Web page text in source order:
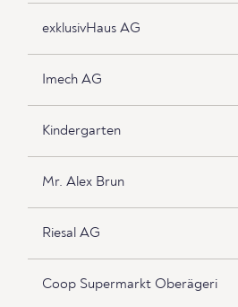
exklusivHaus AG
Imech AG
Kindergarten
Mr. Alex Brun
Riesal AG
Coop Supermarkt Oberägeri